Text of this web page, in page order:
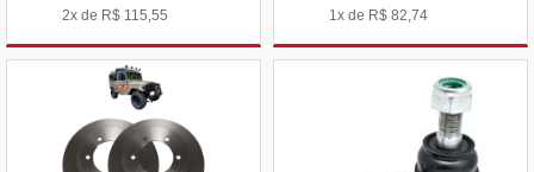
2x de R$ 115,55 1x de R$ 82,74